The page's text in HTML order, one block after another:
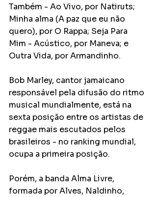
Também - Ao Vivo, por Natiruts;
Minha alma (A paz que eu não
quero), por O Rappa; Seja Para
Mim - Acústico, por Maneva; e
Outra Vida, por Armandinho.
Bob Marley, cantor jamaicano
responsável pela difusão do ritmo
musical mundialmente, está na
sexta posição entre os artistas de
reggae mais escutados pelos
brasileiros - no ranking mundial,
ocupa a primeira posição.
Porém, a banda Alma Livre,
formada por Alves, Naldinho,